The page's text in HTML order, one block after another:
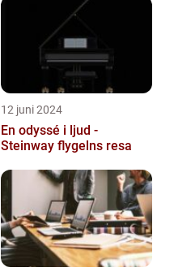
12 juni 2024
En odyssé i ljud -
Steinway flygelns resa